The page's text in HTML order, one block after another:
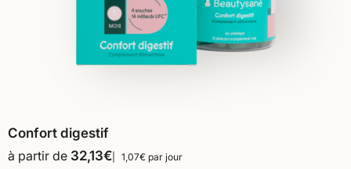
Confort digestif
à partir de 32,13€ 1,07€ par jour